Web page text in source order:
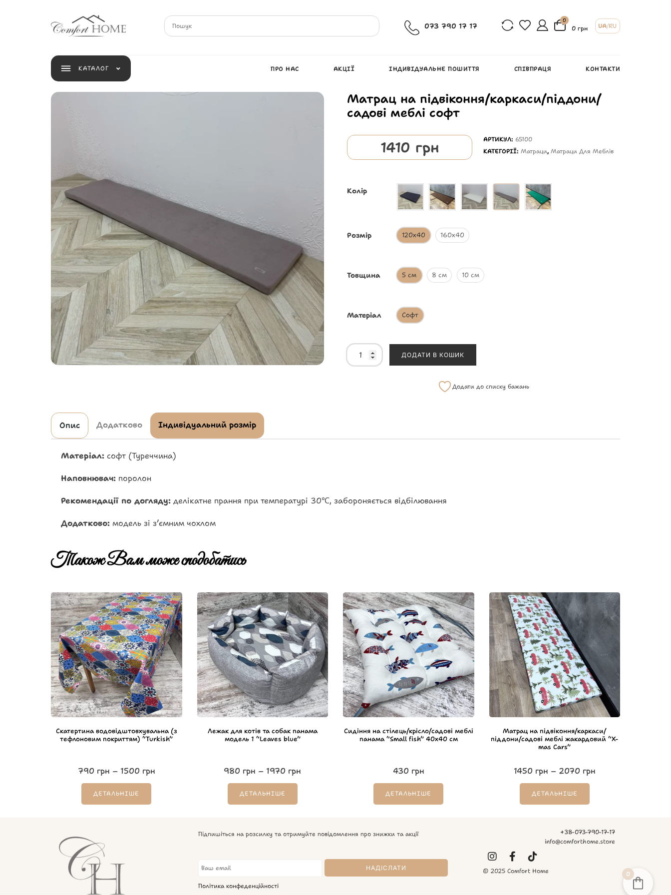
073 790 17 17
0
0 грн UA/RU
КАТАЛОГ ПРО НАС АКЦІЇ ІНДИВІДУАЛЬНЕ ПОШИТТЯ СПІВПРАЦЯ КОНТАКТИ
Матрац на підвіконня/каркаси/піддони/
садові меблі софт
1410 грн АРТИКУЛ: 65100
КАТЕГОРІЇ:Матраци,Матраци Для Меблів
Колір
Розмір 120х40 160х40
Товщина 5 см 8 см 10 см
Матеріал Софт
ДОДАТИ В КОШИК
Додати до списку бажань
Опис Додатково Індивідуальний розмір
Матеріал: софт (Туреччина)
Наповнювач: поролон
Рекомендації по догляду: делікатне прання при температурі 30℃, забороняється відбілювання
Додатково: модель зі з’ємним чохлом
Також Вам може сподобатись
Скатертина водовідштовхувальна (з
тефлоновим покриттям) “Turkish”
790 грн – 1500 грн
ДЕТАЛЬНІШЕ
Лежак для котів та собак панама
модель 1 “Leaves blue”
980 грн – 1970 грн
ДЕТАЛЬНІШЕ
Сидіння на стілець/крісло/садові меблі
панама “Small fish” 40х40 см
430 грн
ДЕТАЛЬНІШЕ
Матрац на підвіконня/каркаси/
піддони/садові меблі жакардовий “X-
mas Cars”
1450 грн – 2070 грн
ДЕТАЛЬНІШЕ
Підпишіться на розсилку та отримуйте повідомлення про знижки та акції
Політика конфеденційності
+38-073-790-17-17
info@comforthome.store
© 2025 Comfort Home 0